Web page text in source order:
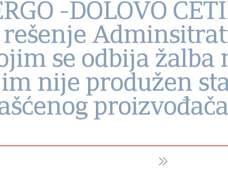
-DOLOVO
rešenje
se odbija žalba
nije produžen